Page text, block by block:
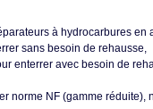
à hydrocarbures en
sans besoin de rehausse,
enterrer avec besoin de
norme NF (gamme